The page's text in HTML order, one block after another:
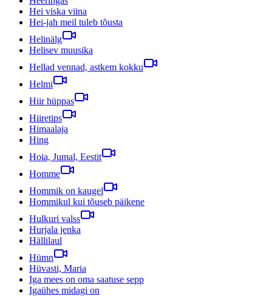
Hei viska viina
Hei-jah meil tuleb tõusta
Helinälg
Helisev muusika
Hellad vennad, astkem kokku
Helmi
Hiir hüppas
Hiiretips
Himaalaja
Hing
Hoia, Jumal, Eestit
Homme
Hommik on kaugel
Hommikul kui tõuseb päikene
Hulkuri valss
Hurjala jenka
Hällilaul
Hümn
Hüvasti, Maria
Iga mees on oma saatuse sepp
Igaühes midagi on